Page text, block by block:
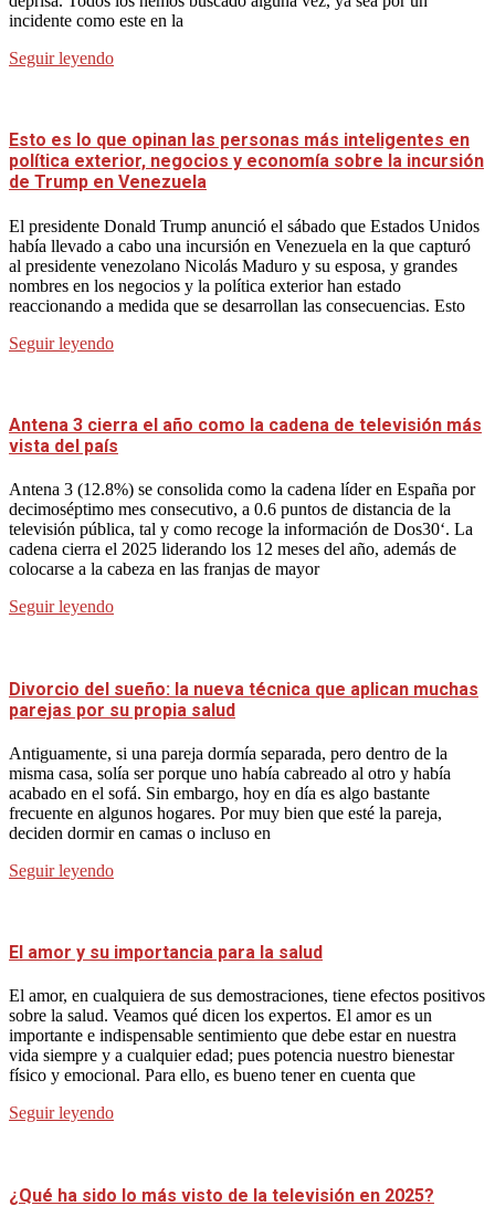
incidente como este en la
Seguir leyendo
Esto es lo que opinan las personas más inteligentes en
política exterior, negocios y economía sobre la incursión
de Trump en Venezuela
El presidente Donald Trump anunció el sábado que Estados Unidos
había llevado a cabo una incursión en Venezuela en la que capturó
al presidente venezolano Nicolás Maduro y su esposa, y grandes
nombres en los negocios y la política exterior han estado
reaccionando a medida que se desarrollan las consecuencias. Esto
Seguir leyendo
Antena 3 cierra el año como la cadena de televisión más
vista del país
Antena 3 (12.8%) se consolida como la cadena líder en España por
decimoséptimo mes consecutivo, a 0.6 puntos de distancia de la
televisión pública, tal y como recoge la información de Dos30‘. La
cadena cierra el 2025 liderando los 12 meses del año, además de
colocarse a la cabeza en las franjas de mayor
Seguir leyendo
Divorcio del sueño: la nueva técnica que aplican muchas
parejas por su propia salud
Antiguamente, si una pareja dormía separada, pero dentro de la
misma casa, solía ser porque uno había cabreado al otro y había
acabado en el sofá. Sin embargo, hoy en día es algo bastante
frecuente en algunos hogares. Por muy bien que esté la pareja,
deciden dormir en camas o incluso en
Seguir leyendo
El amor y su importancia para la salud
El amor, en cualquiera de sus demostraciones, tiene efectos positivos
sobre la salud. Veamos qué dicen los expertos. El amor es un
importante e indispensable sentimiento que debe estar en nuestra
vida siempre y a cualquier edad; pues potencia nuestro bienestar
físico y emocional. Para ello, es bueno tener en cuenta que
Seguir leyendo
¿Qué ha sido lo más visto de la televisión en 2025?